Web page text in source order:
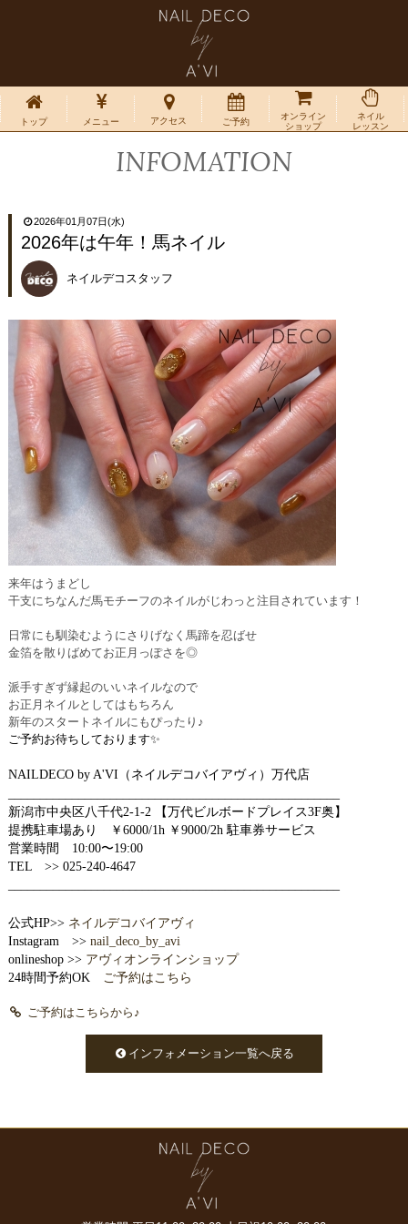
トップ メニュー アクセス ご予約
オンライン
ショップ
ネイル
レッスン
INFOMATION
2026年01月07日(水)
2026年は午年！馬ネイル
ネイルデコスタッフ
来年はうまどし
干支にちなんだ馬モチーフのネイルがじわっと注目されています！
日常にも馴染むようにさりげなく馬蹄を忍ばせ
金箔を散りばめてお正月っぽさを◎
派手すぎず縁起のいいネイルなので
お正月ネイルとしてはもちろん
新年のスタートネイルにもぴったり♪
ご予約お待ちしております✨
NAILDECO by A'VI（ネイルデコバイアヴィ）万代店
新潟市中央区八千代2-1-2 【万代ビルボードプレイス3F奥】
提携駐車場あり ￥6000/1h ￥9000/2h 駐車券サービス
営業時間 10:00〜19:00
TEL >> 025-240-4647
公式HP>> ネイルデコバイアヴィ
Instagram >> nail_deco_by_avi
onlineshop >> アヴィオンラインショップ
24時間予約OK
ご予約はこちら
ご予約はこちらから♪
インフォメーション一覧へ戻る